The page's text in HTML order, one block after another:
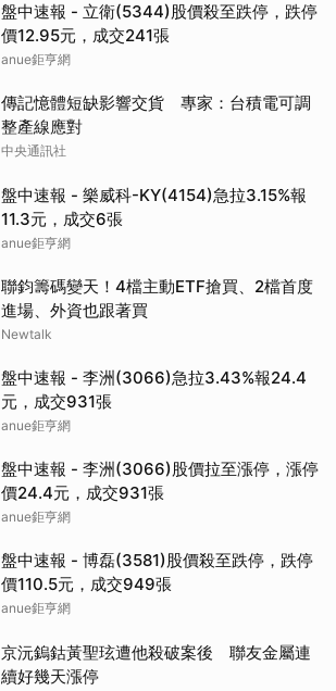
盤中速報 - 立衛(5344)股價殺至跌停，跌停
價12.95元，成交241張
anue鉅亨網
傳記憶體短缺影響交貨 專家：台積電可調
整產線應對
中央通訊社
盤中速報 - 樂威科-KY(4154)急拉3.15%報
11.3元，成交6張
anue鉅亨網
聯鈞籌碼變天！4檔主動ETF搶買、2檔首度
進場、外資也跟著買
Newtalk
盤中速報 - 李洲(3066)急拉3.43%報24.4
元，成交931張
anue鉅亨網
盤中速報 - 李洲(3066)股價拉至漲停，漲停
價24.4元，成交931張
anue鉅亨網
盤中速報 - 博磊(3581)股價殺至跌停，跌停
價110.5元，成交949張
anue鉅亨網
京沅鎢鈷黃聖玹遭他殺破案後 聯友金屬連
續好幾天漲停